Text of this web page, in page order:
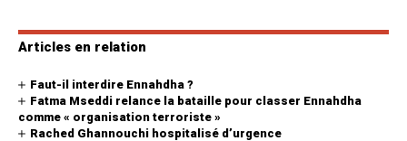
Articles en relation
Faut-il interdire Ennahdha ?
Fatma Mseddi relance la bataille pour classer Ennahdha
comme « organisation terroriste »
Rached Ghannouchi hospitalisé d’urgence